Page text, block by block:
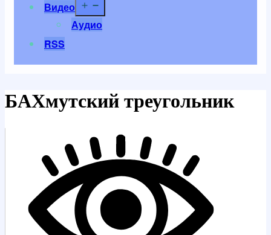
Видео
Аудио
RSS
БАХмутский треугольник